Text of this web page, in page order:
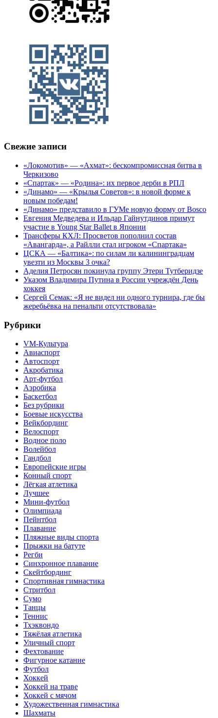
Свежие записи
«Локомотив» — «Ахмат»: бескомпромиссная битва в
Черкизово
«Спартак» — «Родина»: их первое дерби в РПЛ
«Динамо» — «Крылья Советов»: в новой форме к
новым победам!
«Динамо» представило в ГУМе новую форму от Bosco
Евгения Медведева и Ильдар Гайнутдинов примут
участие в Young Star Ballet в Японии
Трансферы КХЛ: Просветов пополнил состав
«Авангарда», а Райлли стал игроком «Спартака»
ЦСКА — «Балтика»: по силам ли калининградцам
увезти из Москвы 3 очка?
Аделия Петросян покинула группу Этери Тутберидзе
Указом Владимира Путина в России учреждён День
хоккея
Сергей Семак: «Я не видел ни одного турнира, где бы
жеребьёвка на пенальти отсутствовала»
Рубрики
VM-Культура
Авиаспорт
Автоспорт
Акробатика
Арт-футбол
Аэробика
Баскетбол
Без рубрики
Боевые искусства
Вейкбординг
Велоспорт
Водное поло
Волейбол
Гандбол
Европейские игры
Конный спорт
Лёгкая атлетика
Лучшее
Мини-футбол
Олимпиада
Пейнтбол
Плавание
Пляжные виды спорта
Прыжки на батуте
Регби
Синхронное плавание
Скейтбординг
Спортивная гимнастика
Стритбол
Сумо
Танцы
Теннис
Тхэквондо
Тяжёлая атлетика
Уличный спорт
Фехтование
Фигурное катание
Футбол
Хоккей
Хоккей на траве
Хоккей с мячом
Художественная гимнастика
Шахматы